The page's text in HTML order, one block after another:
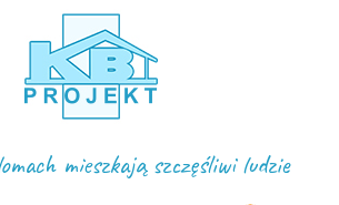
mieszkają szczęśliwi ludzie